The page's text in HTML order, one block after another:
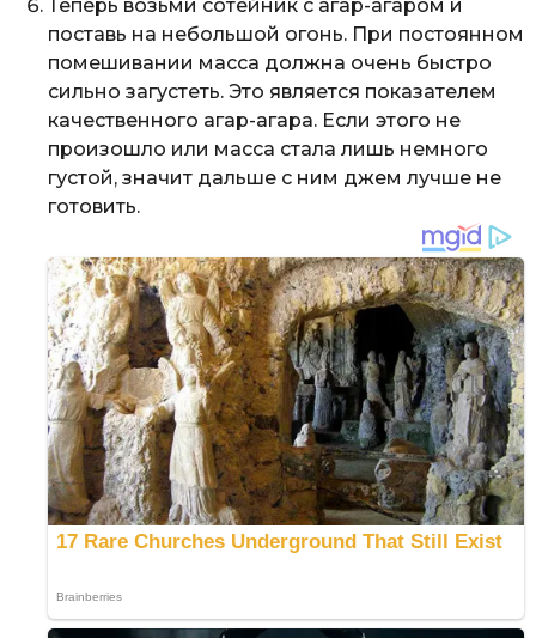
Теперь возьми сотейник с агар-агаром и
поставь на небольшой огонь. При постоянном
помешивании масса должна очень быстро
сильно загустеть. Это является показателем
качественного агар-агара. Если этого не
произошло или масса стала лишь немного
густой, значит дальше с ним джем лучше не
готовить.